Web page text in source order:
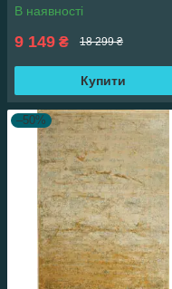
В наявності
9 149 ₴ 18 299 ₴
Купити
–50%